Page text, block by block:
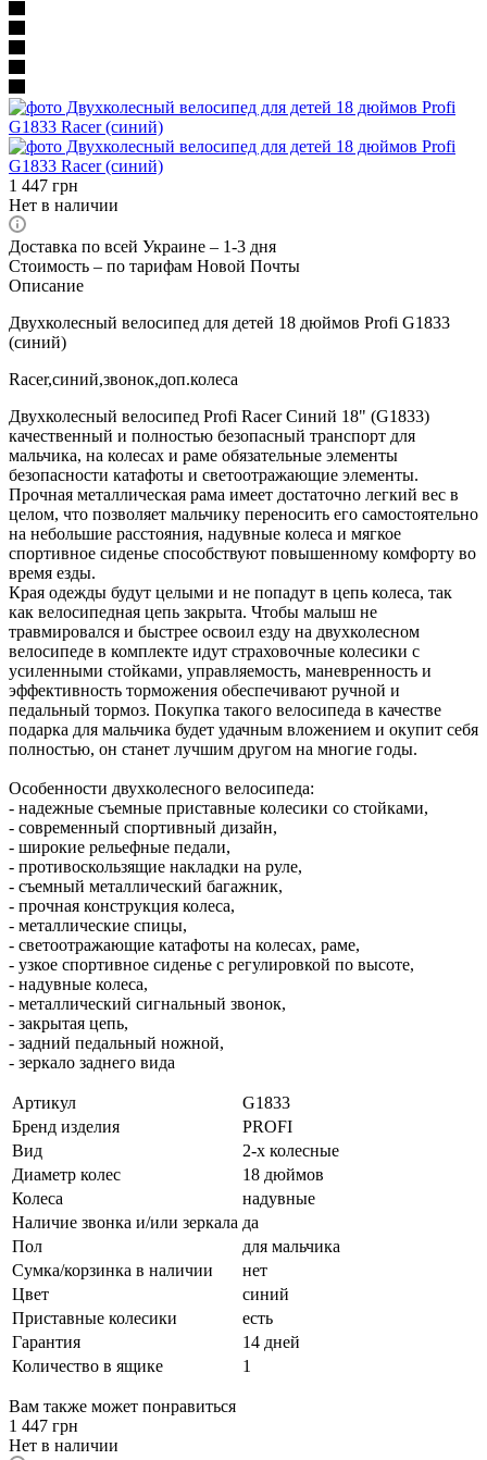
1 447 грн
Нет в наличии
Доставка по всей Украине – 1-3 дня
Стоимость – по тарифам Новой Почты
Описание
Двухколесный велосипед для детей 18 дюймов Profi G1833
(синий)
Racer,синий,звонок,доп.колеса
Двухколесный велосипед Profi Racer Синий 18" (G1833)
качественный и полностью безопасный транспорт для
мальчика, на колесах и раме обязательные элементы
безопасности катафоты и светоотражающие элементы.
Прочная металлическая рама имеет достаточно легкий вес в
целом, что позволяет мальчику переносить его самостоятельно
на небольшие расстояния, надувные колеса и мягкое
спортивное сиденье способствуют повышенному комфорту во
время езды.
Края одежды будут целыми и не попадут в цепь колеса, так
как велосипедная цепь закрыта. Чтобы малыш не
травмировался и быстрее освоил езду на двухколесном
велосипеде в комплекте идут страховочные колесики с
усиленными стойками, управляемость, маневренность и
эффективность торможения обеспечивают ручной и
педальный тормоз. Покупка такого велосипеда в качестве
подарка для мальчика будет удачным вложением и окупит себя
полностью, он станет лучшим другом на многие годы.
Особенности двухколесного велосипеда:
- надежные съемные приставные колесики со стойками,
- современный спортивный дизайн,
- широкие рельефные педали,
- противоскользящие накладки на руле,
- съемный металлический багажник,
- прочная конструкция колеса,
- металлические спицы,
- светоотражающие катафоты на колесах, раме,
- узкое спортивное сиденье с регулировкой по высоте,
- надувные колеса,
- металлический сигнальный звонок,
- закрытая цепь,
- задний педальный ножной,
- зеркало заднего вида
Артикул
G1833
Бренд изделия
PROFI
Вид
2-х колесные
Диаметр колес
18 дюймов
Колеса
надувные
Наличие звонка и/или зеркала да
Пол
для мальчика
Сумка/корзинка в наличии
нет
Цвет
синий
Приставные колесики
есть
Гарантия
14 дней
Количество в ящике
1
Вам также может понравиться
1 447 грн
Нет в наличии